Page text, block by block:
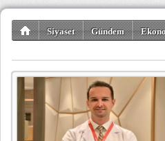
Siyaset Gündem